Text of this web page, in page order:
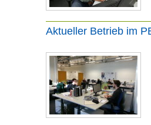
Aktueller Betrieb im